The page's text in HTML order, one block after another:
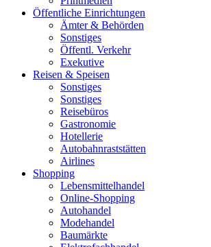
Öffentliche Einrichtungen
Ämter & Behörden
Sonstiges
Öffentl. Verkehr
Exekutive
Reisen & Speisen
Sonstiges
Sonstiges
Reisebüros
Gastronomie
Hotellerie
Autobahnraststätten
Airlines
Shopping
Lebensmittelhandel
Online-Shopping
Autohandel
Modehandel
Baumärkte